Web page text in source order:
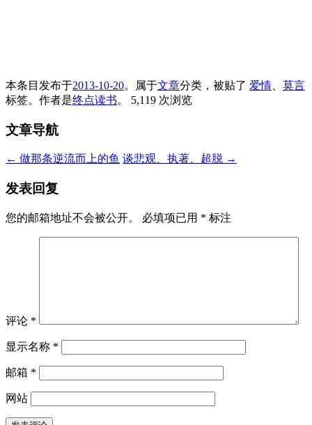
本条目发布于2013-10-20。属于文章分类，被贴了 爱情
莫言
标签。 作者是终点读书。 5,119 次浏览
文章导航
← 做那条逆流而上的鱼 谈悲观、执著、超脱 →
发表回复
您的邮箱地址不会被公开。 必填项已用 * 标注
评论 *
显示名称 *
邮箱 *
网站